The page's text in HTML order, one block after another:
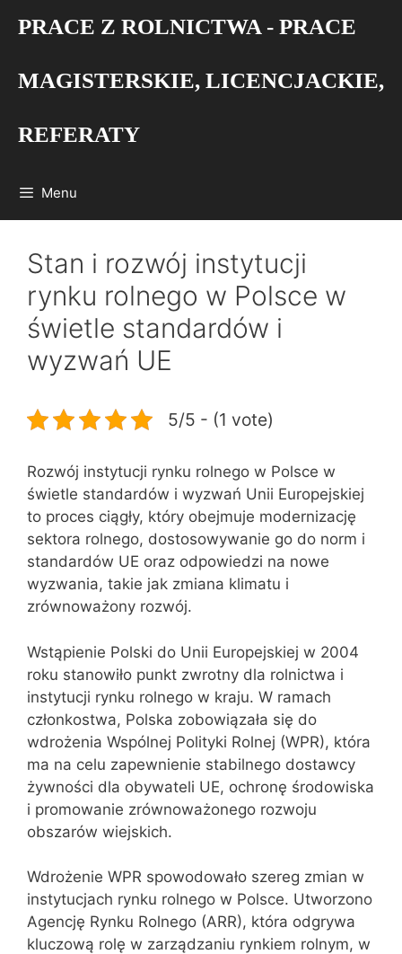
PRACE Z ROLNICTWA - PRACE
MAGISTERSKIE, LICENCJACKIE,
REFERATY
Menu
Stan i rozwój instytucji
rynku rolnego w Polsce w
świetle standardów i
wyzwań UE
5/5 - (1 vote)
Rozwój instytucji rynku rolnego w Polsce w
świetle standardów i wyzwań Unii Europejskiej
to proces ciągły, który obejmuje modernizację
sektora rolnego, dostosowywanie go do norm i
standardów UE oraz odpowiedzi na nowe
wyzwania, takie jak zmiana klimatu i
zrównoważony rozwój.
Wstąpienie Polski do Unii Europejskiej w 2004
roku stanowiło punkt zwrotny dla rolnictwa i
instytucji rynku rolnego w kraju. W ramach
członkostwa, Polska zobowiązała się do
wdrożenia Wspólnej Polityki Rolnej (WPR), która
ma na celu zapewnienie stabilnego dostawcy
żywności dla obywateli UE, ochronę środowiska
i promowanie zrównoważonego rozwoju
obszarów wiejskich.
Wdrożenie WPR spowodowało szereg zmian w
instytucjach rynku rolnego w Polsce. Utworzono
Agencję Rynku Rolnego (ARR), która odgrywa
kluczową rolę w zarządzaniu rynkiem rolnym, w